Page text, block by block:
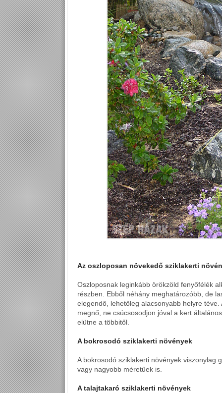
Az oszloposan növekedő sziklakerti
Oszloposnak leginkább örökzöld fenyőfélék
részben. Ebből néhány meghatározóbb, de
elegendő, lehetőleg alacsonyabb helyre
megnő, ne csúcsosodjon jóval a kert
elütne a többitől.
A bokrosodó sziklakerti növények
A bokrosodó sziklakerti növények viszonylag
vagy nagyobb méretűek is.
A talajtakaró sziklakerti növények